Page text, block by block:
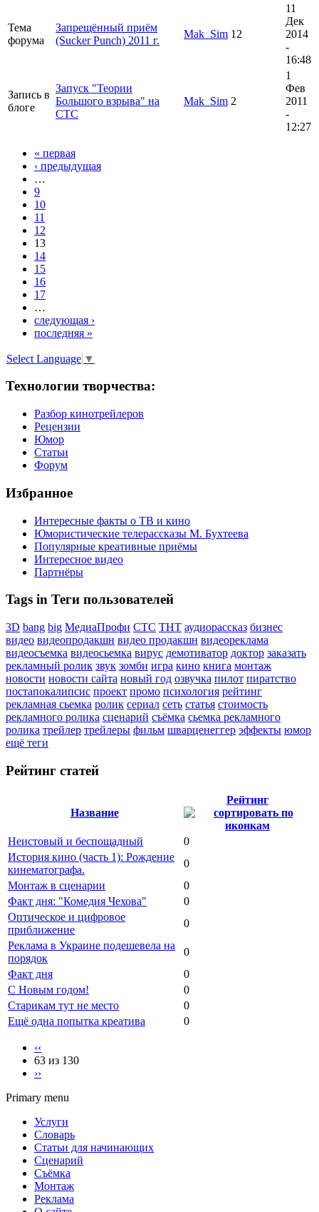
Тема
форума
Запрещённый приём
(Sucker Punch) 2011 г.
Mak_Sim 12
11
Дек
2014
-
16:48
Запись в
блоге
Запуск "Теории
Большого взрыва" на
СТС
Mak_Sim 2
1
Фев
2011
-
12:27
« первая
‹ предыдущая
…
9
10
11
12
13
14
15
16
17
…
следующая ›
последняя »
Select Language ▼
Технологии творчества:
Разбор кинотрейлеров
Рецензии
Юмор
Статьи
Форум
Избранное
Интересные факты о ТВ и кино
Юмористические телерассказы М. Бухтеева
Популярные креативные приёмы
Интересное видео
Партнёры
Tags in Теги пользователей
3D bang big МедиаПрофи СТС ТНТ аудиорассказ бизнес
видео видеопродакшн видео продакшн видеореклама
видеосъемка видеосьемка вирус демотиватор доктор заказать
рекламный ролик звук зомби игра кино книга монтаж
новости новости сайта новый год озвучка пилот пиратство
постапокалипсис проект промо психология рейтинг
рекламная сьемка ролик сериал сеть статья стоимость
рекламного ролика сценарий съёмка сьемка рекламного
ролика трейлер трейлеры фильм шварценеггер эффекты юмор
ещё теги
Рейтинг статей
Название
Рейтинг
Неистовый и беспощадный
0
История кино (часть 1): Рождение
кинематографа.
0
Монтаж в сценарии
0
Факт дня: "Комедия Чехова"
0
Оптическое и цифровое
приближение
0
Реклама в Украине подешевела на
порядок
0
Факт дня
0
С Новым годом!
0
Старикам тут не место
0
Ещё одна попытка креатива
0
‹‹
63 из 130
››
Primary menu
Услуги
Словарь
Статьи для начинающих
Сценарий
Съёмка
Монтаж
Реклама